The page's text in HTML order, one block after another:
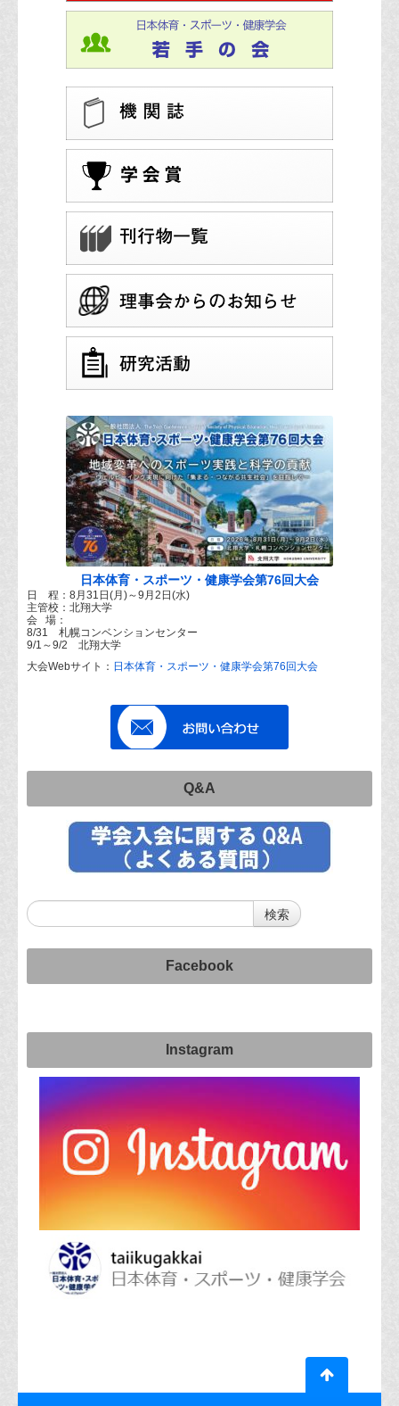
日本体育・スポーツ・健康学会第76回大会
日 程：8月31日(月)～9月2日(水)
主管校：北翔大学
会 場：
8/31 札幌コンベンションセンター
9/1～9/2 北翔大学
大会Webサイト： 日本体育・スポーツ・健康学会第76回大会
Q&A
Facebook
Instagram